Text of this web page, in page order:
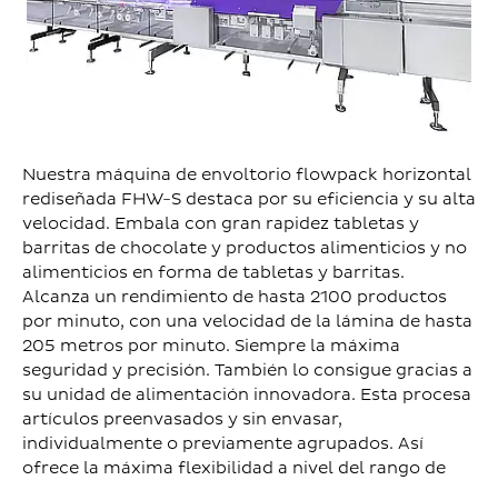
Nuestra máquina de envoltorio flowpack horizontal
rediseñada FHW-S destaca por su eficiencia y su alta
velocidad. Embala con gran rapidez tabletas y
barritas de chocolate y productos alimenticios y no
alimenticios en forma de tabletas y barritas.
Alcanza un rendimiento de hasta 2100 productos
por minuto, con una velocidad de la lámina de hasta
205 metros por minuto. Siempre la máxima
seguridad y precisión. También lo consigue gracias a
su unidad de alimentación innovadora. Esta procesa
artículos preenvasados y sin envasar,
individualmente o previamente agrupados. Así
ofrece la máxima flexibilidad a nivel del rango de